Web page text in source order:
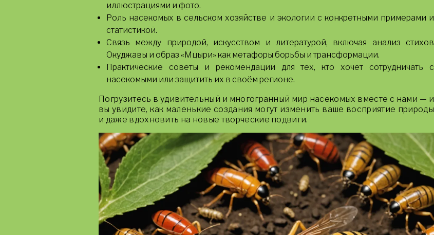
иллюстрациями и фото.
Роль насекомых в сельском хозяйстве и экологии с конкретными примерами и
статистикой.
Связь между природой, искусством и литературой, включая анализ стихов
Окуджавы и образ «Мцыри» как метафоры борьбы и трансформации.
Практические советы и рекомендации для тех, кто хочет сотрудничать с
насекомыми или защитить их в своём регионе.
Погрузитесь в удивительный и многогранный мир насекомых вместе с нами — и
вы увидите, как маленькие создания могут изменить ваше восприятие природы
и даже вдохновить на новые творческие подвиги.